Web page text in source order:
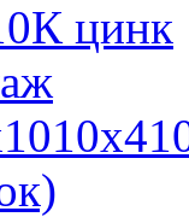
цинк